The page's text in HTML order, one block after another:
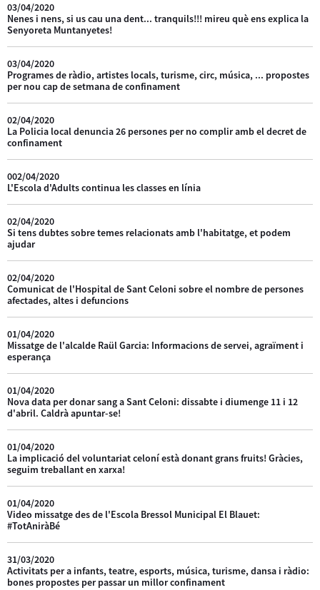
03/04/2020
Nenes i nens, si us cau una dent... tranquils!!! mireu què ens explica la
Senyoreta Muntanyetes!
03/04/2020
Programes de ràdio, artistes locals, turisme, circ, música, ... propostes
per nou cap de setmana de confinament
02/04/2020
La Policia local denuncia 26 persones per no complir amb el decret de
confinament
002/04/2020
L'Escola d'Adults continua les classes en línia
02/04/2020
Si tens dubtes sobre temes relacionats amb l'habitatge, et podem
ajudar
02/04/2020
Comunicat de l'Hospital de Sant Celoni sobre el nombre de persones
afectades, altes i defuncions
01/04/2020
Missatge de l'alcalde Raül Garcia: Informacions de servei, agraïment i
esperança
01/04/2020
Nova data per donar sang a Sant Celoni: dissabte i diumenge 11 i 12
d'abril. Caldrà apuntar-se!
01/04/2020
La implicació del voluntariat celoní està donant grans fruits! Gràcies,
seguim treballant en xarxa!
01/04/2020
Video missatge des de l'Escola Bressol Municipal El Blauet:
#TotAniràBé
31/03/2020
Activitats per a infants, teatre, esports, música, turisme, dansa i ràdio:
bones propostes per passar un millor confinament